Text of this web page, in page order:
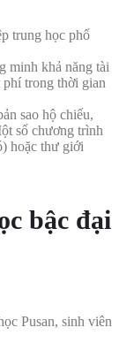
trung học phổ
minh khả năng tài
trong thời gian
sao hộ chiếu,
số chương trình
hoặc thư giới
bậc đại
Pusan, sinh viên